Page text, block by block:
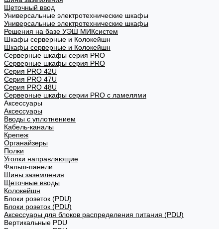
Щеточный ввод
Универсальные электротехнические шкафы
Универсальные электротехнические шкафы
Решения на базе УЭШ МИКсистем
Шкафы серверные и Колокейшн
Шкафы серверные и Колокейшн
Серверные шкафы серия PRO
Серверные шкафы серия PRO
Серия PRO 42U
Серия PRO 47U
Серия PRO 48U
Серверные шкафы серии PRO с ламелями
Аксессуары
Аксессуары
Вводы с уплотнением
Кабель-каналы
Крепеж
Органайзеры
Полки
Уголки направляющие
Фальш-панели
Шины заземления
Щеточные вводы
Колокейшн
Блоки розеток (PDU)
Блоки розеток (PDU)
Аксессуары для блоков распределения питания (PDU)
Вертикальные PDU